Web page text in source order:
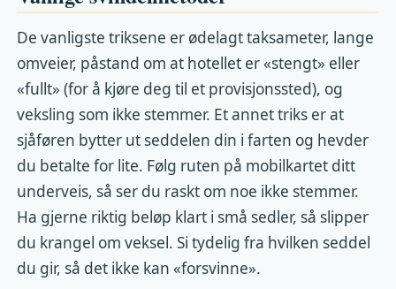
De vanligste triksene er ødelagt taksameter, lange
omveier, påstand om at hotellet er «stengt» eller
«fullt» (for å kjøre deg til et provisjonssted), og
veksling som ikke stemmer. Et annet triks er at
sjåføren bytter ut seddelen din i farten og hevder
du betalte for lite. Følg ruten på mobilkartet ditt
underveis, så ser du raskt om noe ikke stemmer.
Ha gjerne riktig beløp klart i små sedler, så slipper
du krangel om veksel. Si tydelig fra hvilken seddel
du gir, så det ikke kan «forsvinne».